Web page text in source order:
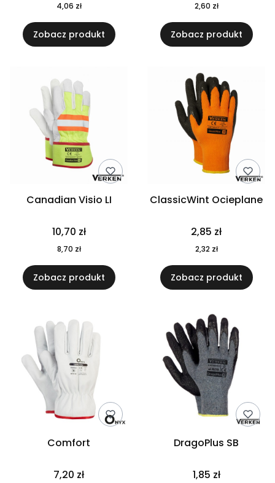
Cena
4,06 zł
Zobacz produkt
Cena
2,60 zł
Zobacz produkt
Canadian Visio LI
Cena
10,70 zł
Cena
8,70 zł
Zobacz produkt
ClassicWint Ocieplane
Cena
2,85 zł
Cena
2,32 zł
Zobacz produkt
Comfort
Cena
7,20 zł
DragoPlus SB
Cena
1,85 zł